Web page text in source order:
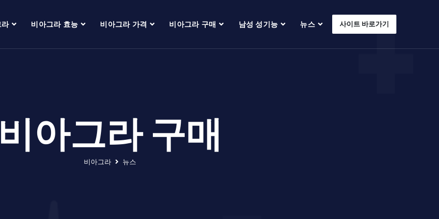
비아그라 효능 비아그라 가격 비아그라 구매 남성 성기능 뉴스 사이트 바로가기
아그라 구매
비아그라 뉴스